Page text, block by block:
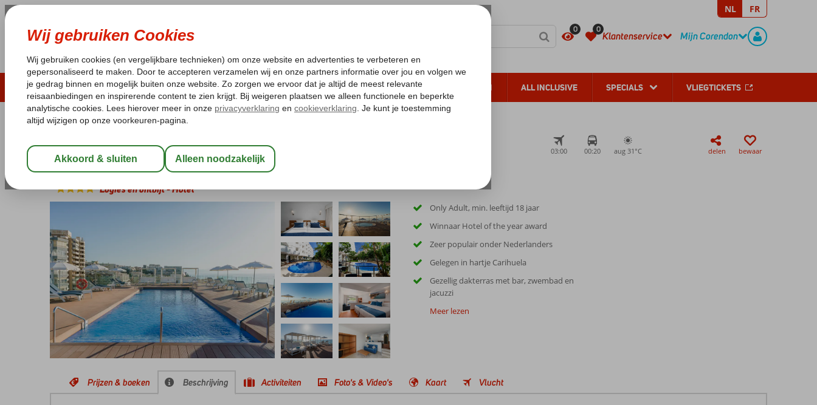
0 0
Klantenservice
CONTACT
Mijn Corendon
REGISTREER
NL FR
ZOMER 2026 LAST MINUTES WINTERZON ZONVAKANTIES VERRE REIZEN ALL INCLUSIVE SPECIALS VLIEGTICKETS
Laagsteprijsgarantie* Geen fueltoeslag Gratis annuleren*
Home
Spanje Costa del Sol Torremolinos AluaSun Lago Rojo
AluaSun Lago Rojo
Logies en ontbijt-Hotel
03:00 00:20 aug 31°C delen bewaar
Only Adult, min. leeftijd 18 jaar
Winnaar Hotel of the year award
Zeer populair onder Nederlanders
Gelegen in hartje Carihuela
Gezellig dakterras met bar, zwembad en
jacuzzi
Meer lezen
Prijzen & boeken Beschrijving Activiteiten Foto's & Video's Kaart Vlucht